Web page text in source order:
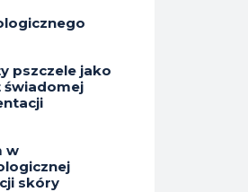
pszczele jako
świadomej
w
skóry